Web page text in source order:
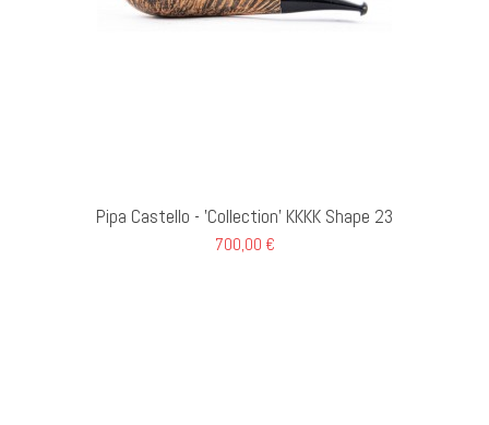
Pipa Castello - 'Collection' KKKK Shape 23
700,00 €